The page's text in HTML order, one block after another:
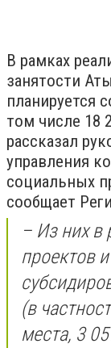
В рамках
занятости
планируется
том числе 18
рассказал
управления
социальных
сообщает
– Из них в
проектов
(в
места, 3